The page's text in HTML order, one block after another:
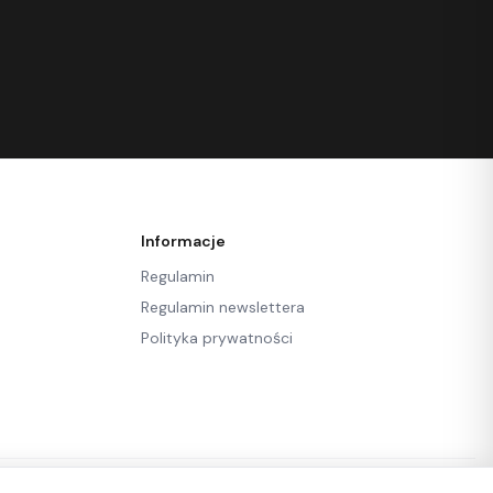
Informacje
Regulamin
Regulamin newslettera
Polityka prywatności